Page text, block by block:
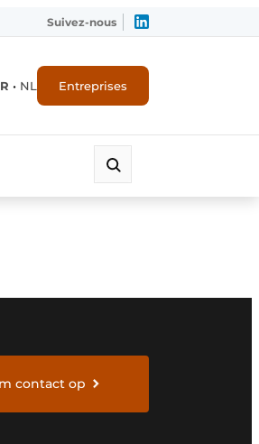
Suivez-nous
• NL Entreprises
contact op